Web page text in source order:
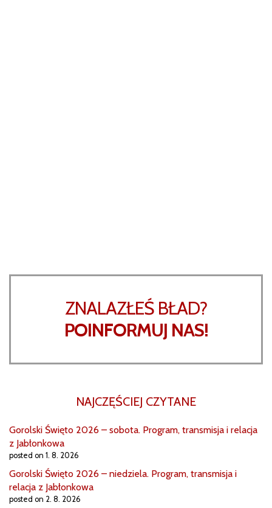
ZNALAZŁEŚ BŁAD?
POINFORMUJ NAS!
NAJCZĘŚCIEJ CZYTANE
Gorolski Święto 2026 – sobota. Program, transmisja i relacja
z Jabłonkowa
posted on 1. 8. 2026
Gorolski Święto 2026 – niedziela. Program, transmisja i
relacja z Jabłonkowa
posted on 2. 8. 2026